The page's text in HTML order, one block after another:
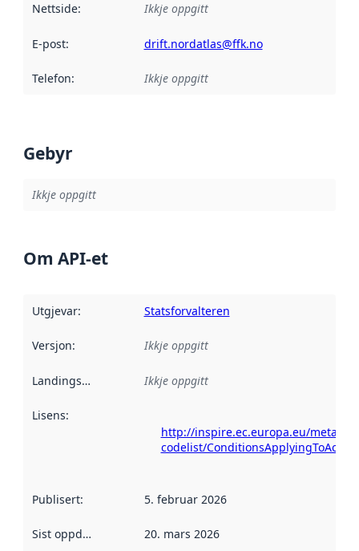
Nettside: Ikkje oppgitt
E-post: drift.nordatlas@ffk.no
Telefon: Ikkje oppgitt
Gebyr
Ikkje oppgitt
Om API-et
Utgjevar: Statsforvalteren
Versjon: Ikkje oppgitt
Landingsside Ikkje oppgitt
Lisens:
http://inspire.ec.europa.eu/
codelist/
Publisert: 5. februar 2026
Sist oppdatert 20. mars 2026